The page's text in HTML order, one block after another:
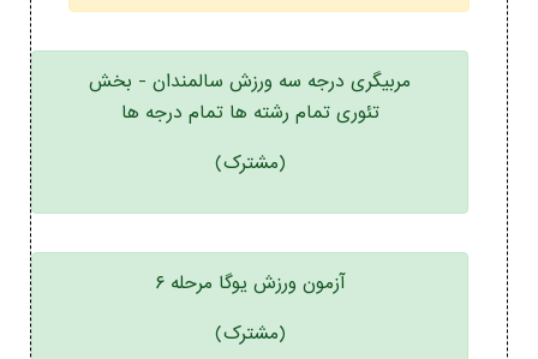
مربیگری درجه سه ورزش سالمندان - بخش
تئوری تمام رشته ها تمام درجه ها
(مشترک)
آزمون ورزش یوگا مرحله ۶
(مشترک)